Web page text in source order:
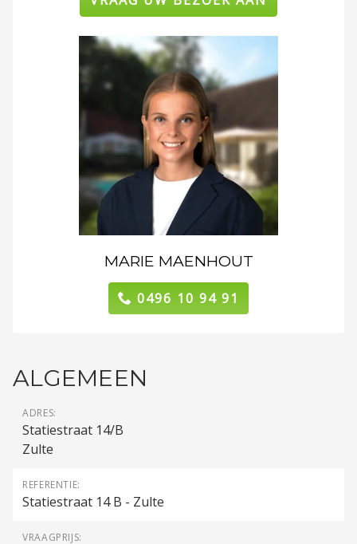
MARIE MAENHOUT
0496 10 94 91
ALGEMEEN
ADRES:
Statiestraat 14/B
Zulte
REFERENTIE:
Statiestraat 14 B - Zulte
VRAAGPRIJS: